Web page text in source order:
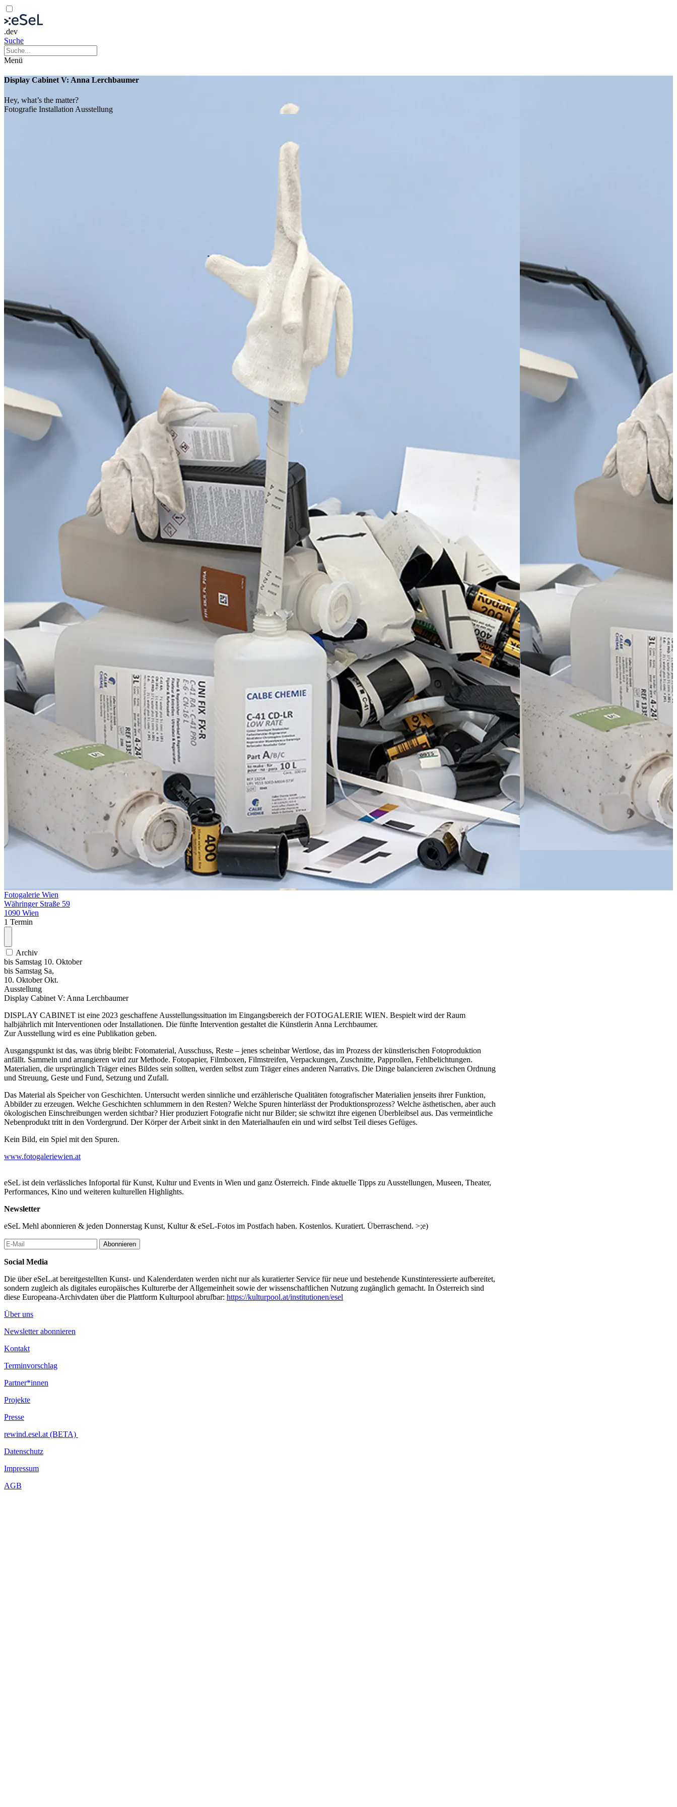
.dev
Suche
Menü
Display Cabinet V: Anna Lerchbaumer
Hey, what’s the matter?
Fotografie Installation Ausstellung
Fotogalerie Wien
Währinger Straße 59
1090 Wien
1 Termin
Archiv
bis Samstag 10. Oktober
bis Samstag Sa,
10. Oktober Okt.
Ausstellung
Display Cabinet V: Anna Lerchbaumer
DISPLAY CABINET ist eine 2023 geschaffene Ausstellungssituation im Eingangsbereich der FOTOGALERIE WIEN. Bespielt wird der Raum
halbjährlich mit Interventionen oder Installationen. Die fünfte Intervention gestaltet die Künstlerin Anna Lerchbaumer.
Zur Ausstellung wird es eine Publikation geben.
Ausgangspunkt ist das, was übrig bleibt: Fotomaterial, Ausschuss, Reste – jenes scheinbar Wertlose, das im Prozess der künstlerischen Fotoproduktion
anfällt. Sammeln und arrangieren wird zur Methode. Fotopapier, Filmboxen, Filmstreifen, Verpackungen, Zuschnitte, Papprollen, Fehlbelichtungen.
Materialien, die ursprünglich Träger eines Bildes sein sollten, werden selbst zum Träger eines anderen Narrativs. Die Dinge balancieren zwischen Ordnung
und Streuung, Geste und Fund, Setzung und Zufall.
Das Material als Speicher von Geschichten. Untersucht werden sinnliche und erzählerische Qualitäten fotografischer Materialien jenseits ihrer Funktion,
Abbilder zu erzeugen. Welche Geschichten schlummern in den Resten? Welche Spuren hinterlässt der Produktionsprozess? Welche ästhetischen, aber auch
ökologischen Einschreibungen werden sichtbar? Hier produziert Fotografie nicht nur Bilder; sie schwitzt ihre eigenen Überbleibsel aus. Das vermeintliche
Nebenprodukt tritt in den Vordergrund. Der Körper der Arbeit sinkt in den Materialhaufen ein und wird selbst Teil dieses Gefüges.
Kein Bild, ein Spiel mit den Spuren.
www.fotogaleriewien.at
eSeL ist dein verlässliches Infoportal für Kunst, Kultur und Events in Wien und ganz Österreich. Finde aktuelle Tipps zu Ausstellungen, Museen, Theater,
Performances, Kino und weiteren kulturellen Highlights.
Newsletter
eSeL Mehl abonnieren & jeden Donnerstag Kunst, Kultur & eSeL-Fotos im Postfach haben. Kostenlos. Kuratiert. Überraschend. >;e)
Abonnieren
Social Media
Die über eSeL.at bereitgestellten Kunst- und Kalenderdaten werden nicht nur als kuratierter Service für neue und bestehende Kunstinteressierte aufbereitet,
sondern zugleich als digitales europäisches Kulturerbe der Allgemeinheit sowie der wissenschaftlichen Nutzung zugänglich gemacht. In Österreich sind
diese Europeana-Archivdaten über die Plattform Kulturpool abrufbar: https://kulturpool.at/institutionen/esel
Über uns
Newsletter abonnieren
Kontakt
Terminvorschlag
Partner*innen
Projekte
Presse
rewind.esel.at (BETA)
Datenschutz
Impressum
AGB